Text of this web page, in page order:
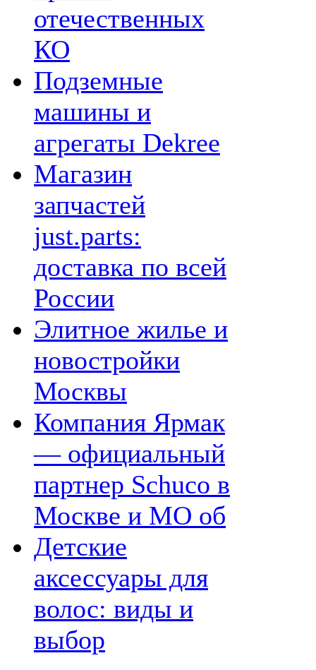
отечественных
КО
Подземные
машины и
агрегаты Dekree
Магазин
запчастей
just.parts:
доставка по всей
России
Элитное жилье и
новостройки
Москвы
Компания Ярмак
— официальный
партнер Schuco в
Москве и МО об
Детские
аксессуары для
волос: виды и
выбор